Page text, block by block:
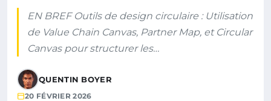
EN BREF Outils de design circulaire : Utilisation
de Value Chain Canvas, Partner Map, et Circular
Canvas pour structurer les…
QUENTIN BOYER
20 FÉVRIER 2026